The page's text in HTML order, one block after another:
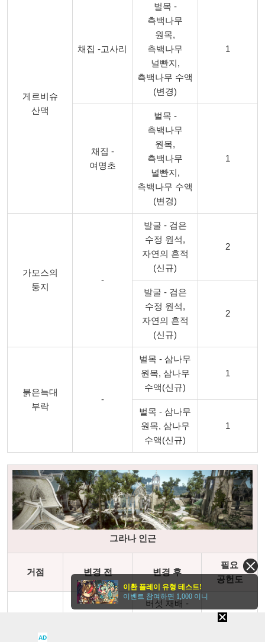
게르비슈
산맥
채집 -고사리
벌목 -
측백나무
원목,
측백나무
널빤지,
측백나무 수액
(변경)
1
채집 -
여명초
벌목 -
측백나무
원목,
측백나무
널빤지,
측백나무 수액
(변경)
1
가모스의
둥지
-
발굴 - 검은
수정 원석,
자연의 흔적
(신규)
2
발굴 - 검은
수정 원석,
자연의 흔적
(신규)
2
붉은늑대
부락
-
벌목 - 삼나무
원목, 삼나무
수액(신규)
1
벌목 - 삼나무
원목, 삼나무
수액(신규)
1
그라나 인근
거점 변경 전 변경 후
필요
공헌도
버섯 재배 -
AD
이환 플레이 유형 테스트!
이벤트 참여하면 1,000 이니